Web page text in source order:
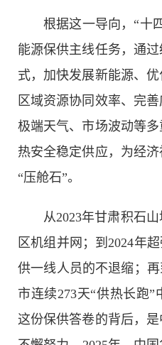
根据这一导向，“十
能源保供主线任务，通
式，加快发展新能源、
区域资源协同效率、完
极端天气、市场波动等多
热安全稳定供应，为经
“压舱石”。
从2023年甘肃积石
区机组并网；到2024年
供一线人员的不退缩；
市连续273天“供热长跑
这份保供答卷的背后，